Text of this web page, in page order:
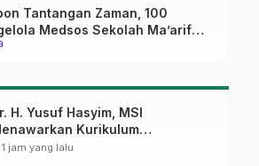
Tantangan Zaman, 100
Medsos Sekolah Ma’arif
Ikuti Pelatihan Literasi
H. Yusuf Hasyim, MSI
Kurikulum
Harapan Baru dalam
1 jam yang lalu